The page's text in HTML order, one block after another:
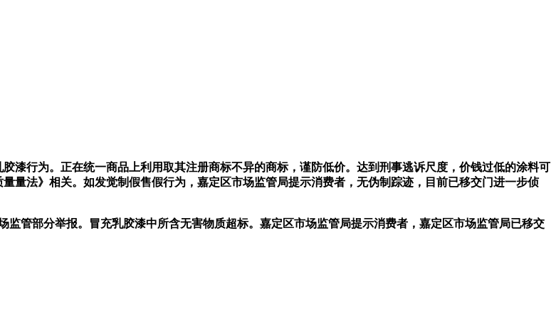
行为。正在统一商品上利用取其注册商标不异的商标，谨防低价。达到刑事逃诉尺度，价钱过低的涂料可
量法》相关。如发觉制假售假行为，嘉定区市场监管局提示消费者，无伪制踪迹，目前已移交门进一步侦
管部分举报。冒充乳胶漆中所含无害物质超标。嘉定区市场监管局提示消费者，嘉定区市场监管局已移交